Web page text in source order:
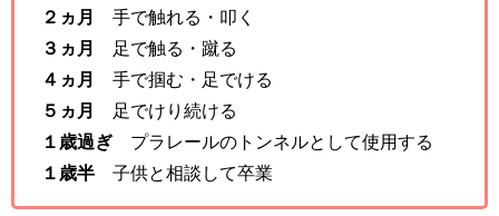
２ヵ月
手で触れる・叩く
３ヵ月
足で触る・蹴る
４ヵ月
手で掴む・足でける
５ヵ月
足でけり続ける
１歳過ぎ プラレールのトンネルとして使用する
１歳半 子供と相談して卒業